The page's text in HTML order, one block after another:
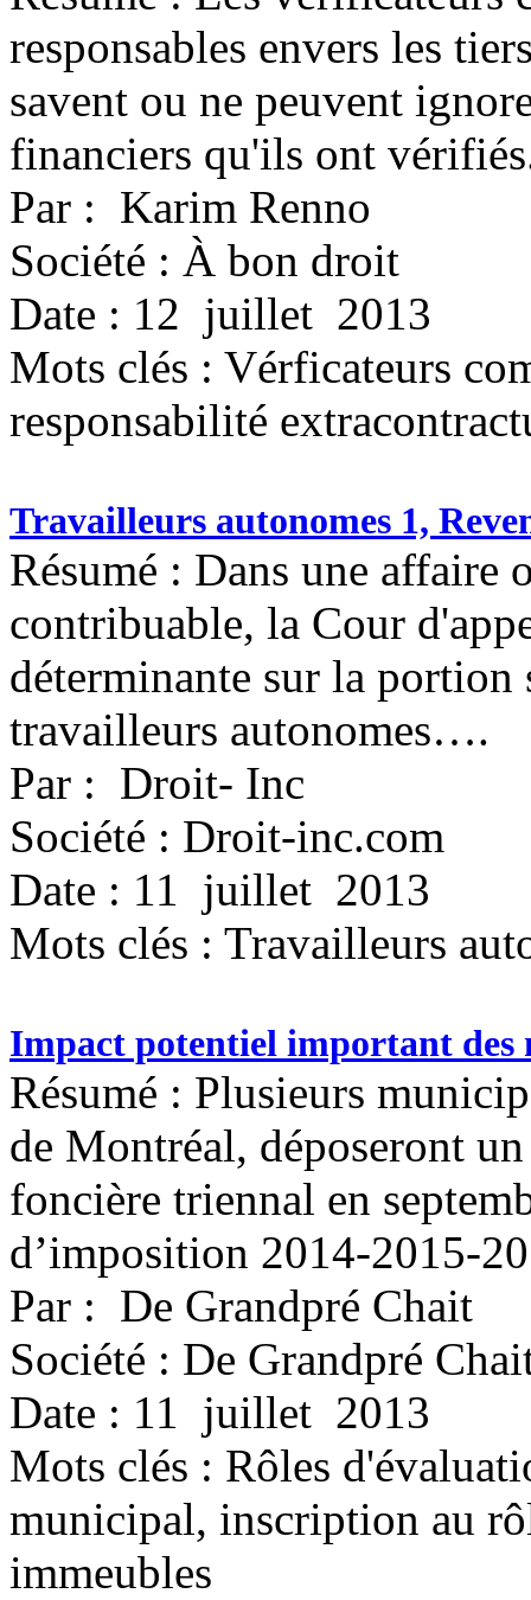
responsables envers les
savent ou ne peuvent
financiers qu'ils ont
Par : Karim Renno
Société : À bon droit
Date : 12 juillet 2013
Mots clés : Vérficateurs
responsabilité
Travailleurs autonomes 1,
Résumé : Dans une affaire
contribuable, la Cour
déterminante sur la portion
travailleurs autonomes….
Par : Droit- Inc
Société : Droit-inc.com
Date : 11 juillet 2013
Mots clés : Travailleurs
Impact potentiel important des
Résumé : Plusieurs
de Montréal, déposeront
foncière triennal en
d’imposition 2014-2015-
Par : De Grandpré Chait
Société : De Grandpré
Date : 11 juillet 2013
Mots clés : Rôles
municipal, inscription au
immeubles